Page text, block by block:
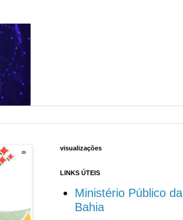
visualizações
LINKS ÚTEIS
Ministério Público da
Bahia